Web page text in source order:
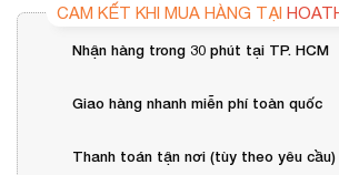
CAM KẾT KHI MUA HÀNG TẠI
Nhận hàng trong 30 phút tại TP. HCM
Giao hàng nhanh miễn phí toàn quốc
Thanh toán tận nơi (tùy theo yêu cầu)